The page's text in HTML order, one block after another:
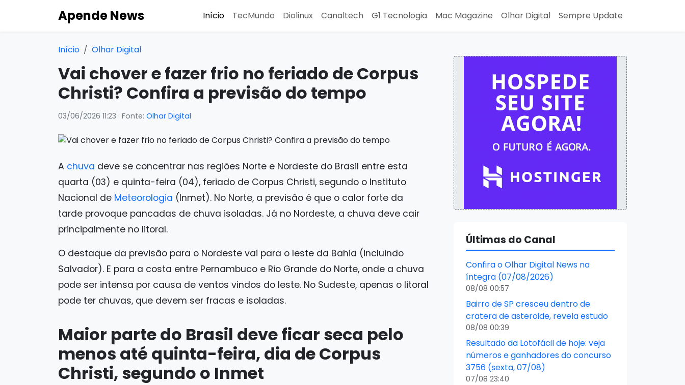
Apende News Início TecMundo Diolinux Canaltech G1 Tecnologia Mac Magazine Olhar Digital Sempre Update
Início Olhar Digital
Vai chover e fazer frio no feriado de Corpus
Christi? Confira a previsão do tempo
03/06/2026 11:23 · Fonte: Olhar Digital
A chuva deve se concentrar nas regiões Norte e Nordeste do Brasil entre esta
quarta (03) e quinta-feira (04), feriado de Corpus Christi, segundo o Instituto
Nacional de Meteorologia (Inmet). No Norte, a previsão é que o calor forte da
tarde provoque pancadas de chuva isoladas. Já no Nordeste, a chuva deve cair
principalmente no litoral.
O destaque da previsão para o Nordeste vai para o leste da Bahia (incluindo
Salvador). E para a costa entre Pernambuco e Rio Grande do Norte, onde a chuva
pode ser intensa por causa de ventos vindos do leste. No Sudeste, apenas o litoral
pode ter chuvas, que devem ser fracas e isoladas.
Maior parte do Brasil deve ficar seca pelo
menos até quinta-feira, dia de Corpus
Christi, segundo o Inmet
Últimas do Canal
Confira o Olhar Digital News na
íntegra (07/08/2026)
08/08 00:57
Bairro de SP cresceu dentro de
cratera de asteroide, revela estudo
08/08 00:39
Resultado da Lotofácil de hoje: veja
números e ganhadores do concurso
3756 (sexta, 07/08)
07/08 23:40